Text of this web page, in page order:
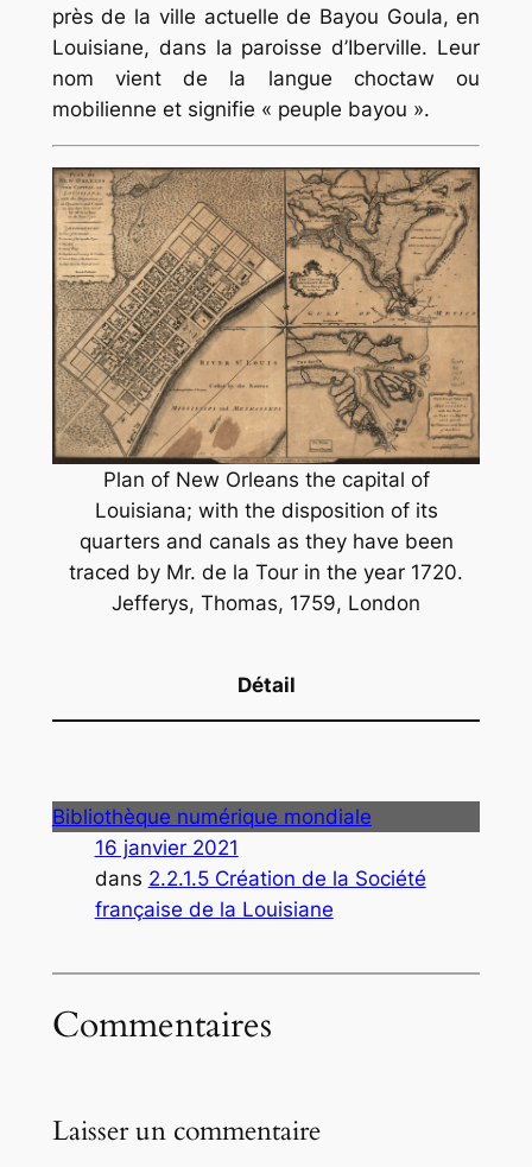
près de la ville actuelle de Bayou Goula, en
Louisiane, dans la paroisse d’Iberville. Leur
nom vient de la langue choctaw ou
mobilienne et signifie « peuple bayou ».
Plan of New Orleans the capital of
Louisiana; with the disposition of its
quarters and canals as they have been
traced by Mr. de la Tour in the year 1720.
Jefferys, Thomas, 1759, London
Détail
Bibliothèque numérique mondiale
16 janvier 2021
dans 2.2.1.5 Création de la Société
française de la Louisiane
Commentaires
Laisser un commentaire